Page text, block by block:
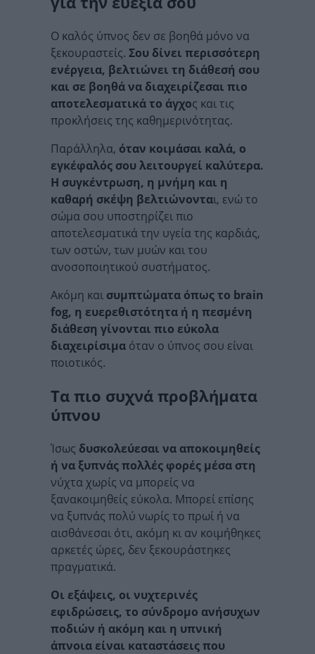
Ο καλός ύπνος δεν σε βοηθά μόνο να
ξεκουραστείς. Σου δίνει περισσότερη
ενέργεια, βελτιώνει τη διάθεσή σου
και σε βοηθά να διαχειρίζεσαι πιο
αποτελεσματικά το άγχος και τις
προκλήσεις της καθημερινότητας.
Παράλληλα, όταν κοιμάσαι καλά, ο
εγκέφαλός σου λειτουργεί καλύτερα.
Η συγκέντρωση, η μνήμη και η
καθαρή σκέψη βελτιώνονται, ενώ το
σώμα σου υποστηρίζει πιο
αποτελεσματικά την υγεία της καρδιάς,
των οστών, των μυών και του
ανοσοποιητικού συστήματος.
Ακόμη και συμπτώματα όπως το brain
fog, η ευερεθιστότητα ή η πεσμένη
διάθεση γίνονται πιο εύκολα
διαχειρίσιμα όταν ο ύπνος σου είναι
ποιοτικός.
Τα πιο συχνά προβλήματα
ύπνου
Ίσως δυσκολεύεσαι να αποκοιμηθείς
ή να ξυπνάς πολλές φορές μέσα στη
νύχτα χωρίς να μπορείς να
ξανακοιμηθείς εύκολα. Μπορεί επίσης
να ξυπνάς πολύ νωρίς το πρωί ή να
αισθάνεσαι ότι, ακόμη κι αν κοιμήθηκες
αρκετές ώρες, δεν ξεκουράστηκες
πραγματικά.
Οι εξάψεις, οι νυχτερινές
εφιδρώσεις, το σύνδρομο ανήσυχων
ποδιών ή ακόμη και η υπνική
άπνοια είναι καταστάσεις που